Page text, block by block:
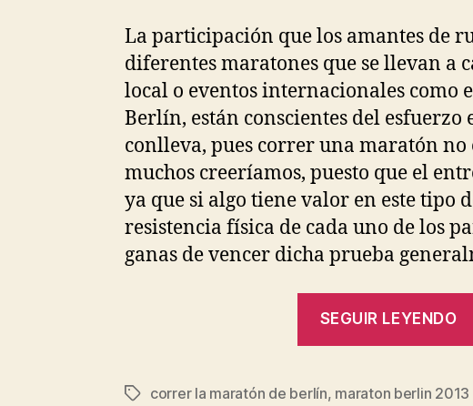
La participación que los amantes de
diferentes maratones que se llevan a
local o eventos internacionales como
Berlín, están conscientes del esfuerzo
conlleva, pues correr una maratón no
muchos creeríamos, puesto que el
ya que si algo tiene valor en este tipo
resistencia física de cada uno de los
ganas de vencer dicha prueba
SEGUIR LEYENDO
Etiquetas
correr la maratón de berlín, maraton berlin 2013